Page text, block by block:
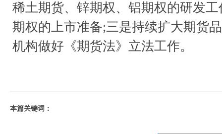
稀土期货、锌期权、铝期权的研发
期权的上市准备;三是持续扩大期货
机构做好《期货法》立法工作。
本篇关键词：